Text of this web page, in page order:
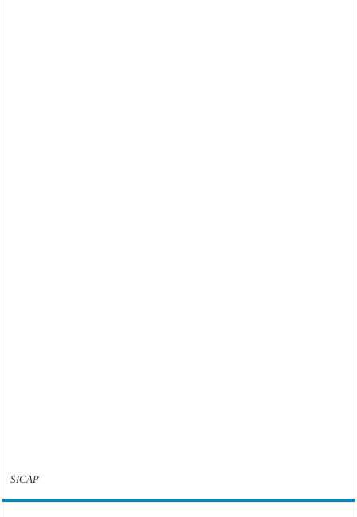
SICAP